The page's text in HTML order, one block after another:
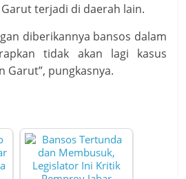
terjadi di daerah lain.
diberikannya bansos dalam
tidak akan lagi kasus
Garut”, pungkasnya.